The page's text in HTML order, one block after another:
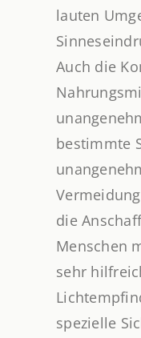
lauten
Auch die
bestimmte
die
Menschen
sehr
spezielle